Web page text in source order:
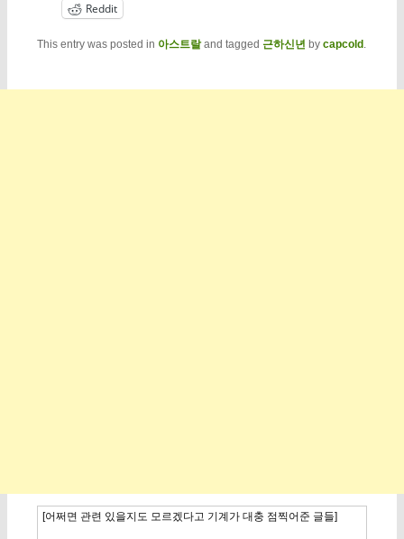
Reddit
This entry was posted in 아스트랄and tagged 근하신년 by capcold .
[어쩌면 관련 있을지도 모르겠다고 기계가 대충 점찍어준 글들]